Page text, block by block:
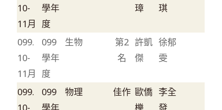
10-
11月
學年
度
璋
琪
099.
10-
11月
099
學年
度
生物
第2
名
許凱
傑
徐郁
雯
099.
10-
099
學年
物理 佳作 歐僑
櫟
李全
發